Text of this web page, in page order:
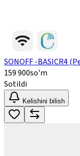
SONOFF -BASICR4
159 900so'm
Sotildi
Kelishini bilish